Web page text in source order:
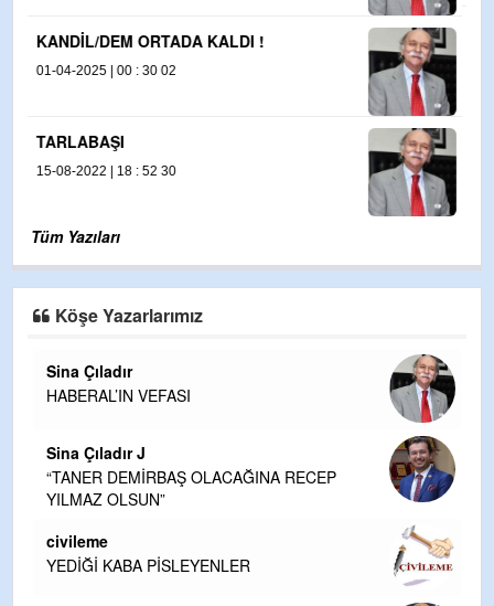
AB CHP’ye NİÇİN SOĞUK ?
Tüm Yazıları
Köşe Yazarlarımız
Sina Çıladır
HABERAL’IN VEFASI
Sina Çıladır J
“TANER DEMİRBAŞ OLACAĞINA RECEP
YILMAZ OLSUN”
civileme
YEDİĞİ KABA PİSLEYENLER